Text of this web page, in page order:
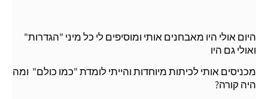
היום אולי היו מאבחנים אותי ומוסיפים לי כל מיני "הגדרות"
ואולי גם היו
מכניסים אותי לכיתות מיוחדות והייתי לומדת "כמו כולם" ומה
היה קורה?